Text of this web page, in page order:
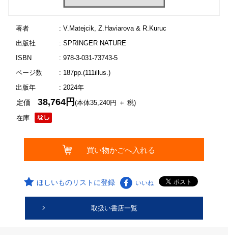
著者
: V.Matejcik, Z.Haviarova & R.Kuruc
出版社
: SPRINGER NATURE
ISBN
: 978-3-031-73743-5
ページ数
: 187pp.(111illus.)
出版年
: 2024年
在庫
定価38,764円(本体35,240円 ＋ 税)
ほしいものリストに登録 いいね
取扱い書店一覧